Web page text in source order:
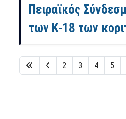
Πειραϊκός
των Κ-18 των
2 3 4 5